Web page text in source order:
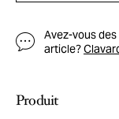
Avez-vous
article?
Produit